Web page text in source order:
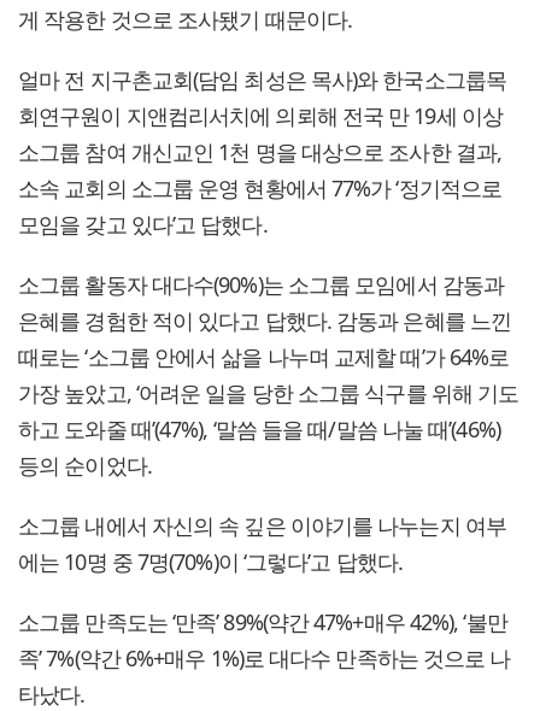
게 작용한 것으로 조사됐기 때문이다.
얼마 전 지구촌교회(담임 최성은 목사)와 한국소그룹목
회연구원이 지앤컴리서치에 의뢰해 전국 만 19세 이상
소그룹 참여 개신교인 1천 명을 대상으로 조사한 결과,
소속 교회의 소그룹 운영 현황에서 77%가 ‘정기적으로
모임을 갖고 있다’고 답했다.
소그룹 활동자 대다수(90%)는 소그룹 모임에서 감동과
은혜를 경험한 적이 있다고 답했다. 감동과 은혜를 느낀
때로는 ‘소그룹 안에서 삶을 나누며 교제할 때’가 64%로
가장 높았고, ‘어려운 일을 당한 소그룹 식구를 위해 기도
하고 도와줄 때’(47%), ‘말씀 들을 때/말씀 나눌 때’(46%)
등의 순이었다.
소그룹 내에서 자신의 속 깊은 이야기를 나누는지 여부
에는 10명 중 7명(70%)이 ‘그렇다’고 답했다.
소그룹 만족도는 ‘만족’ 89%(약간 47%+매우 42%), ‘불만
족’ 7%(약간 6%+매우 1%)로 대다수 만족하는 것으로 나
타났다.